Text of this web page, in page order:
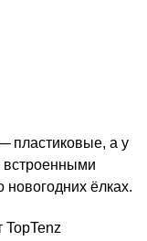
пластиковые, а у
встроенными
ёлках.
TopTenz